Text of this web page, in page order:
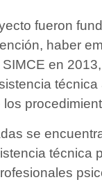
fueron
haber
en
se
técnica